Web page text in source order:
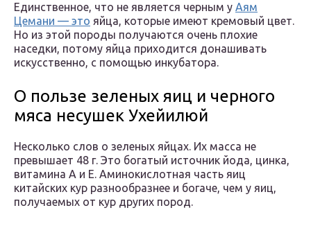
Единственное, что не является черным у Аям
Цемани — это яйца, которые имеют кремовый цвет.
Но из этой породы получаются очень плохие
наседки, потому яйца приходится донашивать
искусственно, с помощью инкубатора.
О пользе зеленых яиц и черного
мяса несушек Ухейилюй
Несколько слов о зеленых яйцах. Их масса не
превышает 48 г. Это богатый источник йода, цинка,
витамина А и Е. Аминокислотная часть яиц
китайских кур разнообразнее и богаче, чем у яиц,
получаемых от кур других пород.